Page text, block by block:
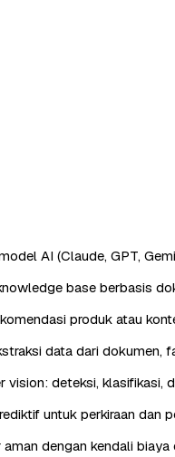
AI (Claude, GPT,
base berbasis
produk atau
data dari dokumen,
vision: deteksi, klasifikasi,
untuk perkiraan dan
dengan kendali